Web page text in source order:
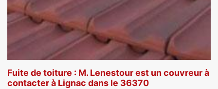
Fuite de toiture : M. Lenestour est un couvreur à
contacter à Lignac dans le 36370